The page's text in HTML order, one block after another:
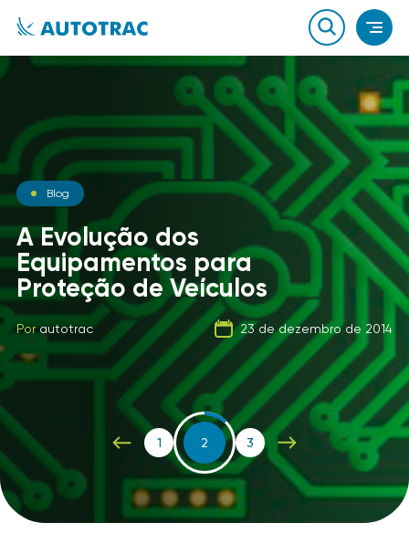
Notícias
O que você sabe sobre o
combustível que a sua
frota usa?
Porautotrac 21 de setembro de 2019
Blog
A Evolução dos
Equipamentos para
Proteção de Veículos
Porautotrac 23 de dezembro de 2014
Carga Fracionada
Porautotrac 06 de fevereiro de 2020
1 2 3